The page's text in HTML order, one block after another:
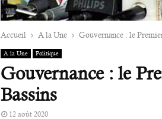
Accueil A la Une Gouvernance : le
A la Une Politique
Gouvernance : le
Bassins
12 août 2020